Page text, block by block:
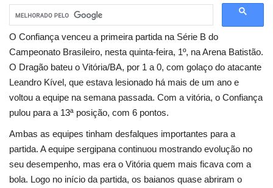
Boquim
Brasil
Sergipe
Contato
Galeria
Policia
O Confiança venceu a primeira partida na Série B do
Campeonato Brasileiro, nesta quinta-feira, 1º, na Arena Batistão.
O Dragão bateu o Vitória/BA, por 1 a 0, com golaço do atacante
Leandro Kível, que estava lesionado há mais de um ano e
voltou a equipe na semana passada. Com a vitória, o Confiança
pulou para a 13ª posição, com 6 pontos.
Ambas as equipes tinham desfalques importantes para a
partida. A equipe sergipana continuou mostrando evolução no
seu desempenho, mas era o Vitória quem mais ficava com a
bola. Logo no início da partida, os baianos quase abriram o